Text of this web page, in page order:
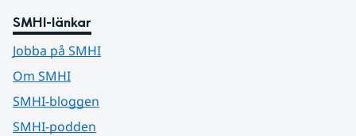
SMHI-länkar
Jobba på SMHI
Om SMHI
SMHI-bloggen
SMHI-podden